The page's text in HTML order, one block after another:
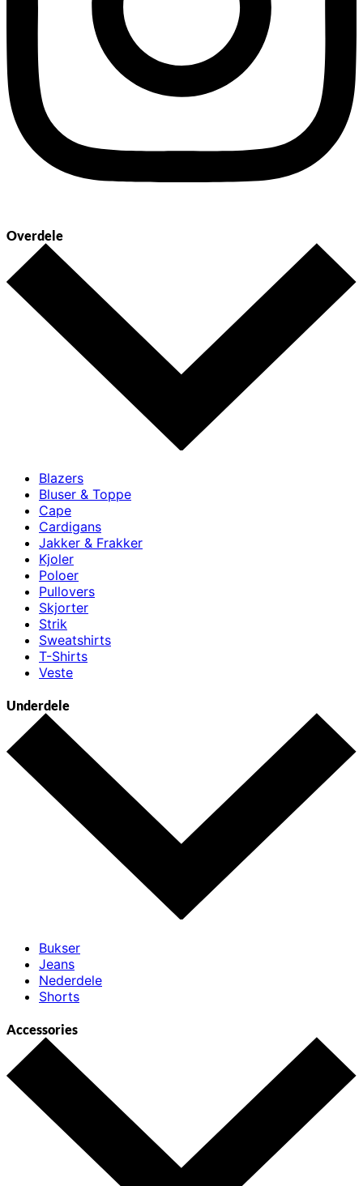
Overdele
Blazers
Bluser & Toppe
Cape
Cardigans
Jakker & Frakker
Kjoler
Poloer
Pullovers
Skjorter
Strik
Sweatshirts
T-Shirts
Veste
Underdele
Bukser
Jeans
Nederdele
Shorts
Accessories